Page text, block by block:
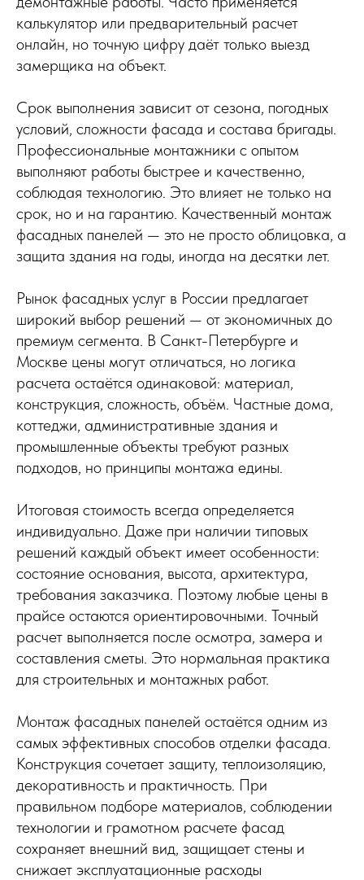
калькулятор или предварительный расчет
онлайн, но точную цифру даёт только выезд
замерщика на объект.
Срок выполнения зависит от сезона, погодных
условий, сложности фасада и состава бригады.
Профессиональные монтажники с опытом
выполняют работы быстрее и качественно,
соблюдая технологию. Это влияет не только на
срок, но и на гарантию. Качественный монтаж
фасадных панелей — это не просто облицовка, а
защита здания на годы, иногда на десятки лет.
Рынок фасадных услуг в России предлагает
широкий выбор решений — от экономичных до
премиум сегмента. В Санкт-Петербурге и
Москве цены могут отличаться, но логика
расчета остаётся одинаковой: материал,
конструкция, сложность, объём. Частные дома,
коттеджи, административные здания и
промышленные объекты требуют разных
подходов, но принципы монтажа едины.
Итоговая стоимость всегда определяется
индивидуально. Даже при наличии типовых
решений каждый объект имеет особенности:
состояние основания, высота, архитектура,
требования заказчика. Поэтому любые цены в
прайсе остаются ориентировочными. Точный
расчет выполняется после осмотра, замера и
составления сметы. Это нормальная практика
для строительных и монтажных работ.
Монтаж фасадных панелей остаётся одним из
самых эффективных способов отделки фасада.
Конструкция сочетает защиту, теплоизоляцию,
декоративность и практичность. При
правильном подборе материалов, соблюдении
технологии и грамотном расчете фасад
сохраняет внешний вид, защищает стены и
снижает эксплуатационные расходы